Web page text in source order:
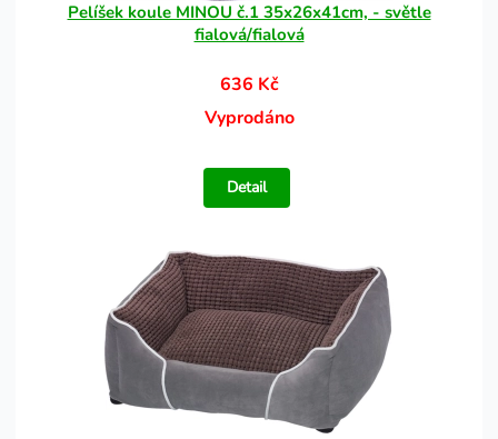
Pelíšek koule MINOU č.1 35x26x41cm, - světle
fialová/fialová
636 Kč
Vyprodáno
Detail